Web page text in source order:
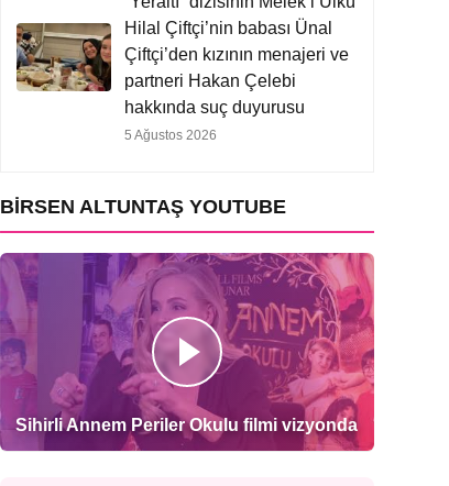
Hilal Çiftçi’nin babası Ünal
Çiftçi’den kızının menajeri ve
partneri Hakan Çelebi
hakkında suç duyurusu
5 Ağustos 2026
BIRSEN ALTUNTAŞ YOUTUBE
Sihirli Annem Periler Okulu filmi vizyonda